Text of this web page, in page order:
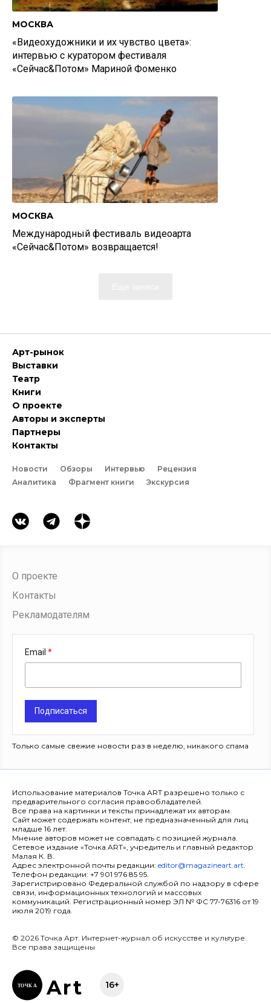
МОСКВА
«Видеохудожники и их чувство цвета»:
интервью с куратором фестиваля
«Сейчас&Потом» Мариной Фоменко
МОСКВА
Международный фестиваль видеоарта
«Сейчас&Потом» возвращается!
Арт-рынок
Выставки
Театр
Книги
О проекте
Авторы и эксперты
Партнеры
Контакты
Новости Обзоры Интервью
Рецензия
Аналитика
Фрагмент книги Экскурсия
О проекте
Контакты
Рекламодателям
Email
Подписаться
Только самые свежие новости раз в неделю, никакого спама
Использование материалов Точка ART разрешено только с
предварительного согласия правообладателей.
Все права на картинки и тексты принадлежат их авторам.
Сайт может содержать контент, не предназначенный для лиц
младше 16 лет.
Мнение авторов может не совпадать с позицией журнала.
Сетевое издание «Точка ART», учредитель и главный редактор
Малая К. В.
Адрес электронной почты редакции: editor@magazineart.art.
Телефон редакции: +7 901 976 85 95.
Зарегистрировано Федеральной службой по надзору в сфере
связи, информационных технологий и массовых
коммуникаций. Регистрационный номер ЭЛ № ФС 77-76316 от 19
июля 2019 года.
© 2026 Точка Арт. Интернет-журнал об искусстве и культуре.
Все права защищены
ТОЧК А Art 16+